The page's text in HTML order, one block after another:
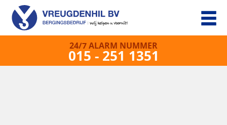
24/7 ALARM NUMMER
015 - 251 1351